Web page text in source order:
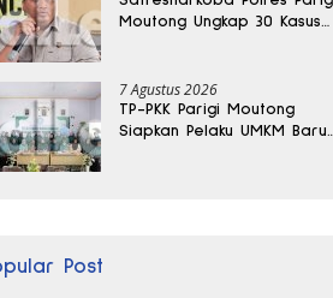
Moutong Ungkap 30 Kasus
7 Agustus 2026
TP-PKK Parigi Moutong
Siapkan Pelaku UMKM Baru
Post